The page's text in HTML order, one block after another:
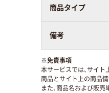
商品タイプ
備考
※免責事項
本サービスでは、サイト
商品とサイト上の商品
また、商品名および販売